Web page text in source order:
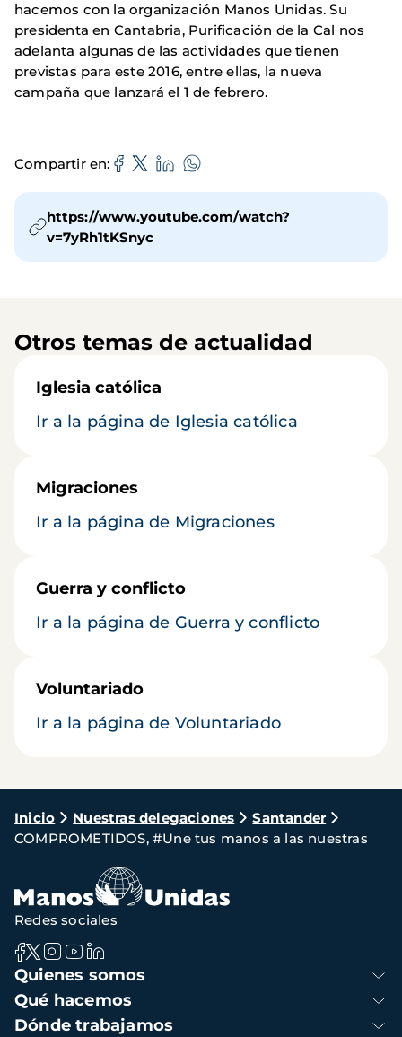
hacemos con la organización Manos Unidas. Su
presidenta en Cantabria, Purificación de la Cal nos
adelanta algunas de las actividades que tienen
previstas para este 2016, entre ellas, la nueva
campaña que lanzará el 1 de febrero.
Compartir en
https://www.youtube.com/watch?
v=7yRh1tKSnyc
Otros temas de actualidad
Iglesia católica
Ir a la página de Iglesia católica
Migraciones
Ir a la página de Migraciones
Guerra y conflicto
Ir a la página de Guerra y conflicto
Voluntariado
Ir a la página de Voluntariado
Ruta
de
navegación
Inicio Nuestras delegaciones
Santander
COMPROMETIDOS, #Une tus manos a las nuestras
Navegación
principal
Quienes somos
Qué hacemos
Dónde trabajamos
Redes sociales